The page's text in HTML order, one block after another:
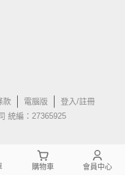
款 電腦版
登入/註冊
統編：27365925
購物車 會員中心